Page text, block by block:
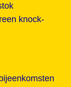
knock-